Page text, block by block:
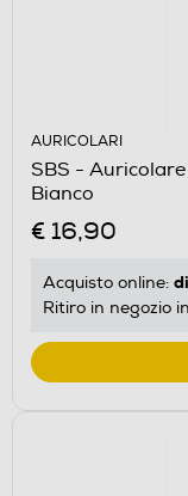
AURICOLARI
SBS -
Bianco
€ 16,90
Acquisto online:
Ritiro in negozio